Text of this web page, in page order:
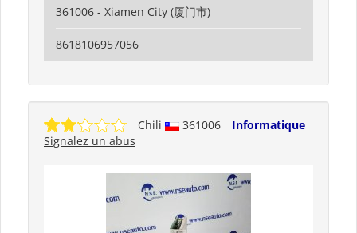
361006 - Xiamen City (厦门市)
8618106957056
Chili 361006
Informatique
Signalez un abus